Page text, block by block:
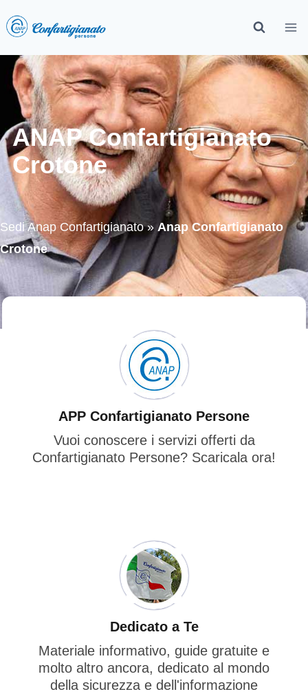
ANAP Confartigianato
Crotone
Sedi Anap Confartigianato»Anap Confartigianato
Crotone
APP Confartigianato Persone
Vuoi conoscere i servizi offerti da
Confartigianato Persone? Scaricala ora!
Dedicato a Te
Materiale informativo, guide gratuite e
molto altro ancora, dedicato al mondo
della sicurezza e dell'informazione